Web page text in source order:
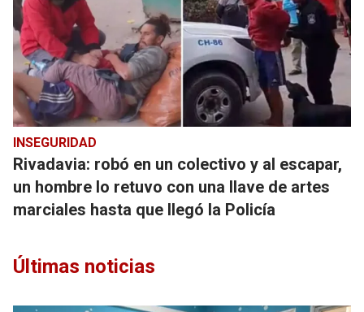
INSEGURIDAD
Rivadavia: robó en un colectivo y al escapar,
un hombre lo retuvo con una llave de artes
marciales hasta que llegó la Policía
Últimas noticias